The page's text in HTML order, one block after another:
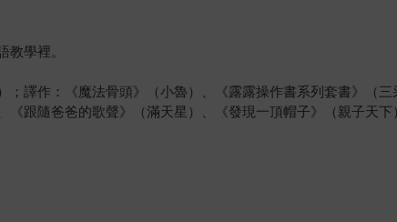
學裡。
譯作：《魔法骨頭》（小魯）、《露露操作書系列套書》（三
跟隨爸爸的歌聲》（滿天星）、《發現一頂帽子》（親子天下